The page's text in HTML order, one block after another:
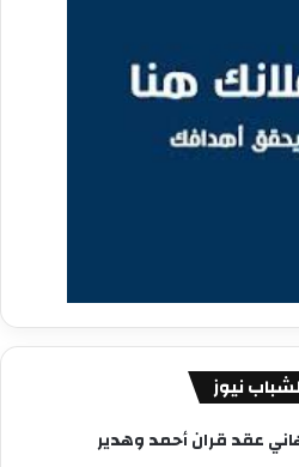
نيوز
عقد قران أحمد وهدير